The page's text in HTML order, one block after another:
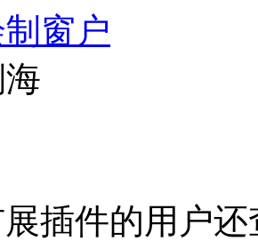
窗户
插件的用户